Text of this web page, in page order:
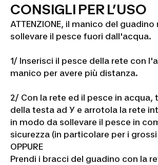
CONSIGLI PER L’USO
ATTENZIONE, il manico del
sollevare il pesce fuori dall'acqua.
1/ Inserisci il pesce della rete con
manico per avere più distanza.
2/ Con la rete ed il pesce in acqua,
della testa ad Y e arrotola la rete
in modo da sollevare il pesce in
sicurezza (in particolare per i
OPPURE
Prendi i bracci del guadino con la